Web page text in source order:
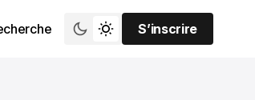
S’inscrire
S’inscrire